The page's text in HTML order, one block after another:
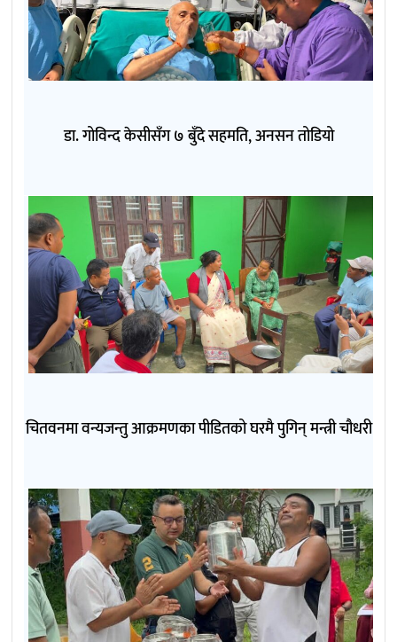
डा. गोविन्द केसीसँग ७ बुँदे सहमति, अनसन तोडियो
चितवनमा वन्यजन्तु आक्रमणका पीडितको घरमै पुगिन् मन्त्री चौधरी